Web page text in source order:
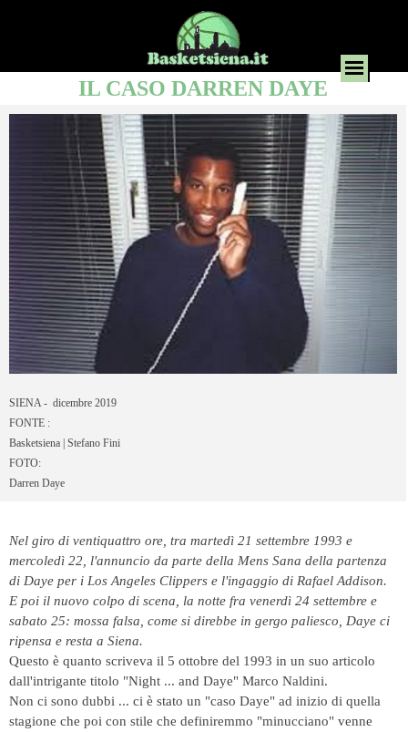
IL CASO DARREN DAYE
SIENA - dicembre 2019
FONTE :
Basketsiena | Stefano Fini
FOTO:
Darren Daye
Nel giro di ventiquattro ore, tra martedì 21 settembre 1993 e
mercoledì 22, l'annuncio da parte della Mens Sana della partenza
di Daye per i Los Angeles Clippers e l'ingaggio di Rafael Addison.
E poi il nuovo colpo di scena, la notte fra venerdì 24 settembre e
sabato 25: mossa falsa, come si direbbe in gergo paliesco, Daye ci
ripensa e resta a Siena.
Questo è quanto scriveva il 5 ottobre del 1993 in un suo articolo
dall'intrigante titolo "Night ... and Daye" Marco Naldini.
Non ci sono dubbi ... ci è stato un "caso Daye" ad inizio di quella
stagione che poi con stile che definiremmo "minucciano" venne